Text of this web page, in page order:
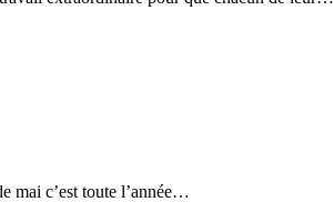
mai c’est toute l’année…